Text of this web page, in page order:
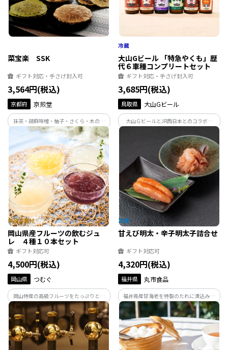
菜宝楽 SSK
ギフト対応・手さげ封入可
3,564円(税込)
京都府 京煎堂
抹茶・胡麻味噌・柚子・さくら・木の芽
など人気のうす焼き煎餅の間に小倉餡・
柚子餡・栗餡の３種を挟みしっとりとし
た食感に仕上げました。
大山Gビール 「特急やくも」歴
代６車種コンプリートセット
ギフト対応・手さげ封入可
3,685円(税込)
鳥取県 大山Gビール
大山ＧビールとJR西日本とのコラボ商
ーした「特急やくも」。運行開始の1972
年からその全歴史を彩った歴代６車種ラ
ベルの「大山Ｇビール」6種をお楽しみく
ださい。
岡山県産フルーツの飲むジュ
レ ４種１０本セット
ギフト対応可
4,500円(税込)
岡山県 つむぐ
岡山特産の高級フルーツをたっぷりと使
用したフルーツジュレです。完熟の果物を
すりおろし、果物本来の味わいが感じら
れるなめらかなジュレに仕上げました。
甘えび明太・辛子明太子詰合せ
ギフト対応可
4,320円(税込)
福井県 丸市食品
福井県産甘海老を特製のたれに漬込み熟
成し、明太子と和えた甘海老めんたい、
丸市自慢の辛子明太子のセットです。